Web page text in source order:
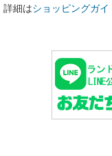
詳細はショッピングガイ